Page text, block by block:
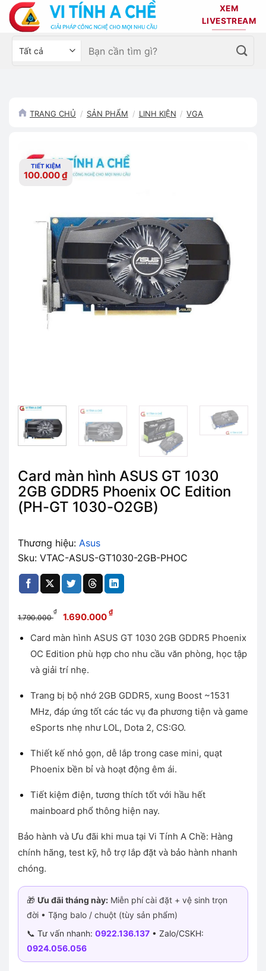
Bỏ
qua
nội
dung
XEM
LIVESTREAM
Chọn
Tìm
kiếm:
TRANG CHỦ / SẢN PHẨM / LINH KIỆN / VGA
TIẾT KIỆM
100.000₫
Card màn hình ASUS GT 1030
2GB GDDR5 Phoenix OC Edition
(PH-GT 1030-O2GB)
Thương hiệu: Asus
Sku: VTAC-ASUS-GT1030-2GB-PHOC
1.790.000
₫
Giá
là:
1.790.000 ₫.
1.690.000 ₫Giá
tại
là:
Card màn hình ASUS GT 1030 2GB GDDR5 Phoenix
OC Edition phù hợp cho nhu cầu văn phòng, học tập
và giải trí nhẹ.
Trang bị bộ nhớ 2GB GDDR5, xung Boost ~1531
MHz, đáp ứng tốt các tác vụ đa phương tiện và game
eSports nhẹ như LOL, Dota 2, CS:GO.
Thiết kế nhỏ gọn, dễ lắp trong case mini, quạt
Phoenix bền bỉ và hoạt động êm ái.
Tiết kiệm điện, tương thích tốt với hầu hết
mainboard phổ thông hiện nay.
Bảo hành và Ưu đãi khi mua tại Vi Tính A Chề: Hàng
chính hãng, test kỹ, hỗ trợ lắp đặt và bảo hành nhanh
chóng.
🎁 Ưu đãi tháng này: Miễn phí cài đặt + vệ sinh trọn
đời • Tặng balo / chuột (tùy sản phẩm)
📞 Tư vấn nhanh: 0922.136.137 • Zalo/CSKH:
0924.056.056